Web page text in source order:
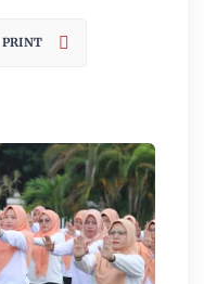
PRINT